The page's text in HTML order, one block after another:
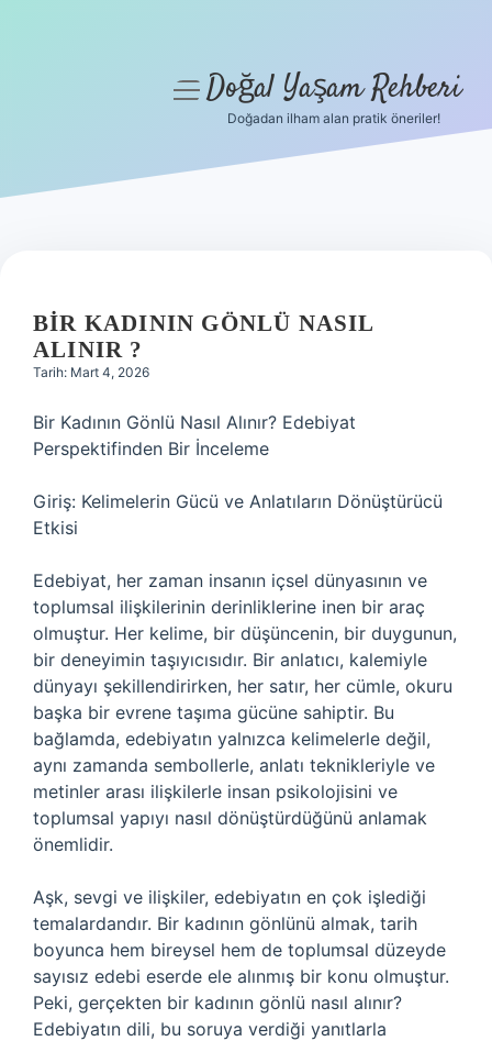
Hakkımızda
menüyüDoğal Yaşam Rehberi
Doğadan ilham alan pratik öneriler!
BIR KADININ GÖNLÜ NASIL
ALINIR ?
Tarih: Mart 4, 2026
Bir Kadının Gönlü Nasıl Alınır? Edebiyat
Perspektifinden Bir İnceleme
Giriş: Kelimelerin Gücü ve Anlatıların Dönüştürücü
Etkisi
Edebiyat, her zaman insanın içsel dünyasının ve
toplumsal ilişkilerinin derinliklerine inen bir araç
olmuştur. Her kelime, bir düşüncenin, bir duygunun,
bir deneyimin taşıyıcısıdır. Bir anlatıcı, kalemiyle
dünyayı şekillendirirken, her satır, her cümle, okuru
başka bir evrene taşıma gücüne sahiptir. Bu
bağlamda, edebiyatın yalnızca kelimelerle değil,
aynı zamanda sembollerle, anlatı teknikleriyle ve
metinler arası ilişkilerle insan psikolojisini ve
toplumsal yapıyı nasıl dönüştürdüğünü anlamak
önemlidir.
Aşk, sevgi ve ilişkiler, edebiyatın en çok işlediği
temalardandır. Bir kadının gönlünü almak, tarih
boyunca hem bireysel hem de toplumsal düzeyde
sayısız edebi eserde ele alınmış bir konu olmuştur.
Peki, gerçekten bir kadının gönlü nasıl alınır?
Edebiyatın dili, bu soruya verdiği yanıtlarla